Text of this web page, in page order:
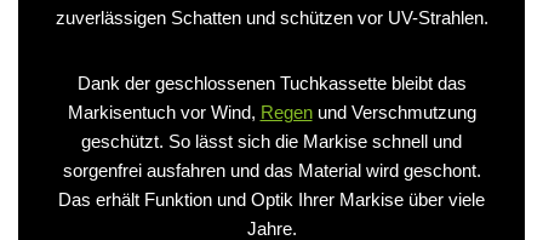
zuverlässigen Schatten und schützen vor UV-Strahlen.
Dank der geschlossenen Tuchkassette bleibt das
Markisentuch vor Wind, Regenund Verschmutzung
geschützt. So lässt sich die Markise schnell und
sorgenfrei ausfahren und das Material wird geschont.
Das erhält Funktion und Optik Ihrer Markise über viele
Jahre.